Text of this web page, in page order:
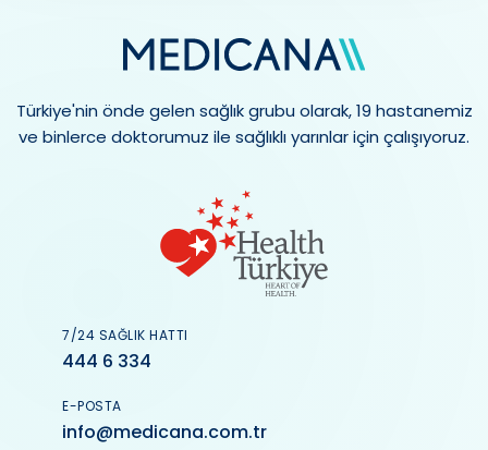
Türkiye'nin önde gelen sağlık grubu olarak, 19 hastanemiz
ve binlerce doktorumuz ile sağlıklı yarınlar için çalışıyoruz.
7/24 SAĞLIK HATTI
444 6 334
E-POSTA
info@medicana.com.tr